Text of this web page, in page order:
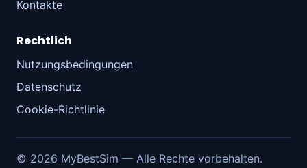
Kontakte
Rechtlich
Nutzungsbedingungen
Datenschutz
Cookie-Richtlinie
© 2026 MyBestSim — Alle Rechte vorbehalten.